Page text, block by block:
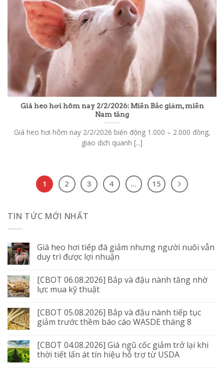
Giá heo hơi hôm nay 2/2/2026: Miền Bắc giảm, miền
Nam tăng
Giá heo hơi hôm nay 2/2/2026 biến động 1.000 – 2.000 đồng,
giao dịch quanh [...]
1 2 3 4 … 15
TIN TỨC MỚI NHẤT
Giá heo hơi tiếp đà giảm nhưng người nuôi vẫn
duy trì được lợi nhuận
[CBOT 06.08.2026] Bắp và đậu nành tăng nhờ
lực mua kỹ thuật
[CBOT 05.08.2026] Bắp và đậu nành tiếp tục
giảm trước thềm báo cáo WASDE tháng 8
[CBOT 04.08.2026] Giá ngũ cốc giảm trở lại khi
thời tiết lấn át tín hiệu hỗ trợ từ USDA